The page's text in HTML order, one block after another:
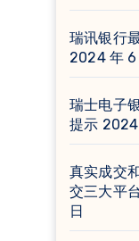
瑞讯银行
2024 年 6
瑞士电子
提示
真实成交
交三大平
日